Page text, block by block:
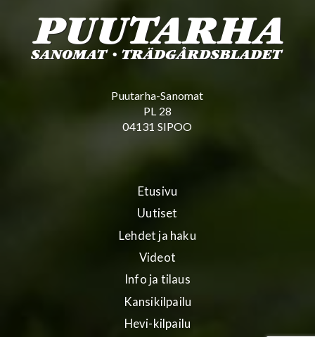
Puutarha-Sanomat
PL 28
04131 SIPOO
Etusivu
Uutiset
Lehdet ja haku
Videot
Info ja tilaus
Kansikilpailu
Hevi-kilpailu